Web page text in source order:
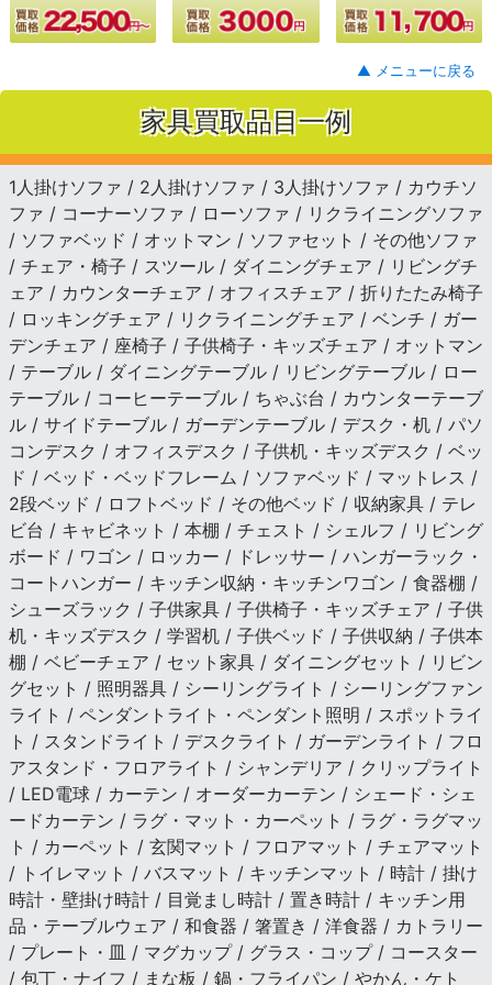
▲ メニューに戻る
家具買取品目一例
1人掛けソファ / 2人掛けソファ / 3人掛けソファ / カウチソ
ファ / コーナーソファ / ローソファ / リクライニングソファ
/ ソファベッド / オットマン / ソファセット / その他ソファ
/ チェア・椅子 / スツール / ダイニングチェア / リビングチ
ェア / カウンターチェア / オフィスチェア / 折りたたみ椅子
/ ロッキングチェア / リクライニングチェア / ベンチ / ガー
デンチェア / 座椅子 / 子供椅子・キッズチェア / オットマン
/ テーブル / ダイニングテーブル / リビングテーブル / ロー
テーブル / コーヒーテーブル / ちゃぶ台 / カウンターテーブ
ル / サイドテーブル / ガーデンテーブル / デスク・机 / パソ
コンデスク / オフィスデスク / 子供机・キッズデスク / ベッ
ド / ベッド・ベッドフレーム / ソファベッド / マットレス /
2段ベッド / ロフトベッド / その他ベッド / 収納家具 / テレ
ビ台 / キャビネット / 本棚 / チェスト / シェルフ / リビング
ボード / ワゴン / ロッカー / ドレッサー / ハンガーラック・
コートハンガー / キッチン収納・キッチンワゴン / 食器棚 /
シューズラック / 子供家具 / 子供椅子・キッズチェア / 子供
机・キッズデスク / 学習机 / 子供ベッド / 子供収納 / 子供本
棚 / ベビーチェア / セット家具 / ダイニングセット / リビン
グセット / 照明器具 / シーリングライト / シーリングファン
ライト / ペンダントライト・ペンダント照明 / スポットライ
ト / スタンドライト / デスクライト / ガーデンライト / フロ
アスタンド・フロアライト / シャンデリア / クリップライト
/ LED電球 / カーテン / オーダーカーテン / シェード・シェ
ードカーテン / ラグ・マット・カーペット / ラグ・ラグマッ
ト / カーペット / 玄関マット / フロアマット / チェアマット
/ トイレマット / バスマット / キッチンマット / 時計 / 掛け
時計・壁掛け時計 / 目覚まし時計 / 置き時計 / キッチン用
品・テーブルウェア / 和食器 / 箸置き / 洋食器 / カトラリー
/ プレート・皿 / マグカップ / グラス・コップ / コースター
/ 包丁・ナイフ / まな板 / 鍋・フライパン / やかん・ケト